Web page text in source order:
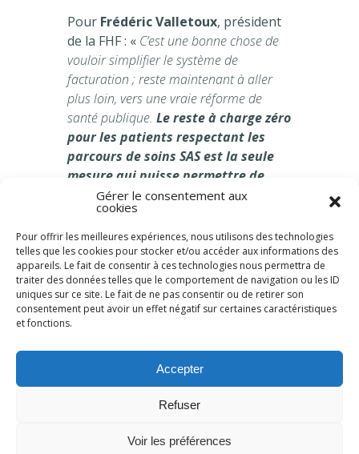
Gérer le consentement aux
cookies
Pour offrir les meilleures expériences, nous utilisons des technologies
telles que les cookies pour stocker et/ou accéder aux informations des
appareils. Le fait de consentir à ces technologies nous permettra de
traiter des données telles que le comportement de navigation ou les ID
uniques sur ce site. Le fait de ne pas consentir ou de retirer son
consentement peut avoir un effet négatif sur certaines caractéristiques
et fonctions.
Accepter
Refuser
Voir les préférences
Pour Frédéric Valletoux, président
de la FHF : « C’est une bonne chose de
vouloir simplifier le système de
facturation ; reste maintenant à aller
plus loin, vers une vraie réforme de
santé publique. Le reste à charge zéro
pour les patients respectant les
parcours de soins SAS est la seule
mesure qui puisse permettre de
désengorger les urgences tout en
alliant efficacité financière et
justice sociale».
Contacts presse:
FHF – g.papin@fhf.fr
Havas –